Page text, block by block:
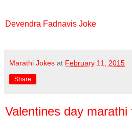
Devendra Fadnavis Joke
Marathi Jokes at February 11, 2015
Share
Valentines day marathi